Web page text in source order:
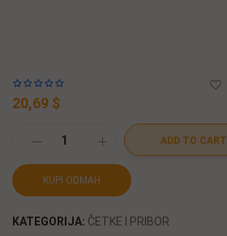
20,69 $
ADD TO CART
KUPI ODMAH
KATEGORIJA: ČETKE I PRIBOR